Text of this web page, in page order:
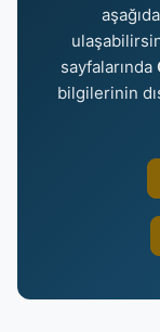
sayfalarında
bilgilerinin